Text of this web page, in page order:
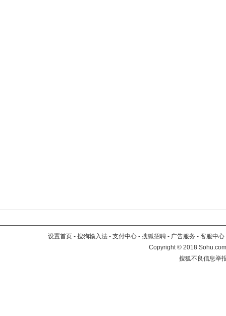
设置首页 - 搜狗输入法 - 支付中心 - 搜狐招聘 - 广告服务 - 客服中心
Copyright©2018
搜狐不良信息举